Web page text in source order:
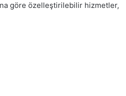
göre özelleştirilebilir hizmetler,